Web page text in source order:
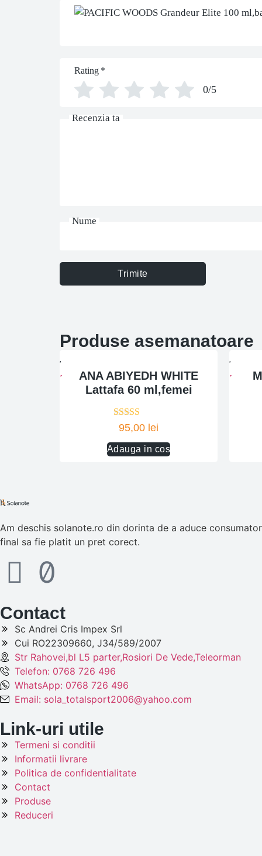
Rating *
0/5
Recenzia ta
Nume
Trimite
Produse asemanatoare
ANA ABIYEDH WHITE
Lattafa 60 ml,femei
95,00 lei
Adauga in cos
Evaluat la
5.00
Am deschis solanote.ro din dorinta de a aduce
final sa fie platit un pret corect.
Contact
Sc Andrei Cris Impex Srl
Cui RO22309660, J34/589/2007
Str Rahovei,bl L5 parter,Rosiori De Vede,Teleorman
Telefon: 0768 726 496
WhatsApp: 0768 726 496
Email: sola_totalsport2006@yahoo.com
Link-uri utile
Termeni si conditii
Informatii livrare
Politica de confidentialitate
Contact
Produse
Reduceri